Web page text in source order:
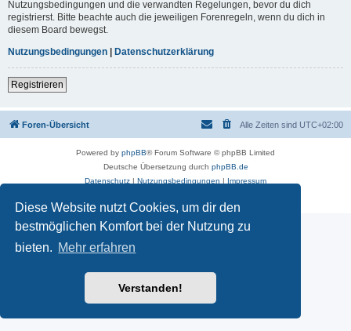
Diese Website nutzt Cookies, um dir den
bestmöglichen Komfort bei der Nutzung zu
bieten. Mehr erfahren
Verstanden!
Nutzungsbedingungen und die verwandten Regelungen, bevor du dich
registrierst. Bitte beachte auch die jeweiligen Forenregeln, wenn du dich in
diesem Board bewegst.
Nutzungsbedingungen | Datenschutzerklärung
Registrieren
Foren-Übersicht Alle Zeiten sind UTC+02:00
Powered by phpBB® Forum Software © phpBB Limited
Deutsche Übersetzung durch phpBB.de
Datenschutz | Nutzungsbedingungen | Impressum